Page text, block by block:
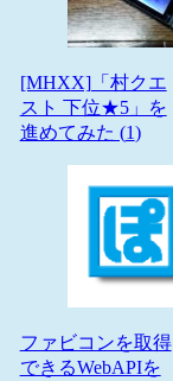
[MHXX]「村クエ
スト 下位★5」を
進めてみた (1)
ファビコンを取得
できるWebAPIを